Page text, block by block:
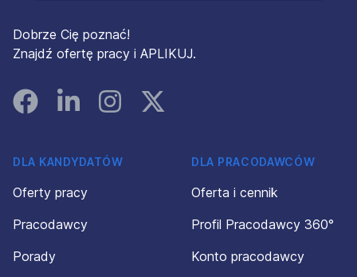
Dobrze Cię poznać!
Znajdź ofertę pracy i APLIKUJ.
FacebookLinked InInstagramInstagram
DLA KANDYDATÓW
Oferty pracy
Pracodawcy
Porady
DLA PRACODAWCÓW
Oferta i cennik
Profil Pracodawcy 360°
Konto pracodawcy